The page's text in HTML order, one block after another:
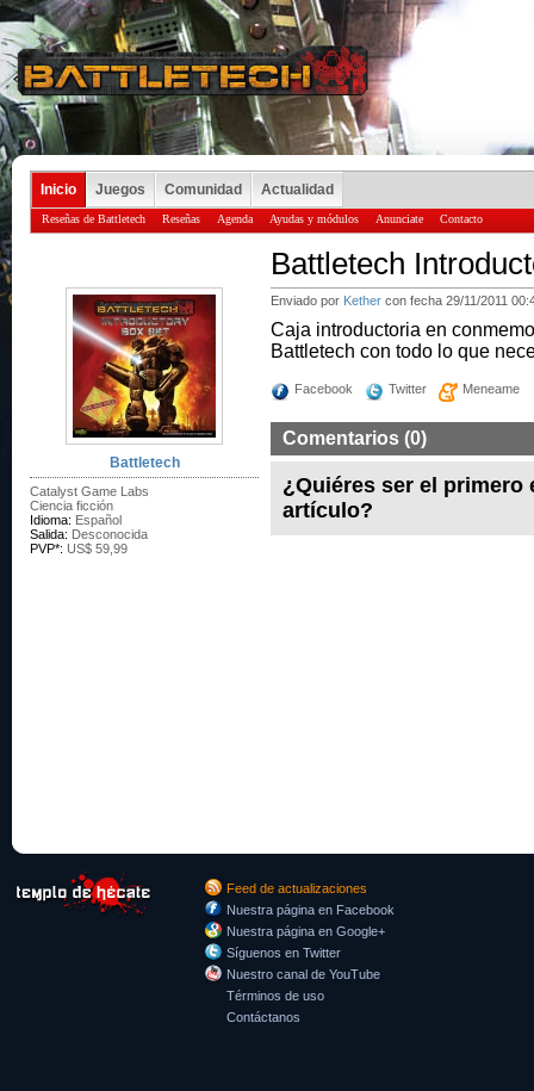
Inicio Juegos Comunidad Actualidad
Reseñas de Battletech Reseñas Agenda Ayudas y módulos Anunciate Contacto
Battletech
Enviado por Kether con fecha 29/11/2011
Caja introductoria en
Battletech con todo lo que
Facebook Twitter Meneame
Comentarios (0)
¿Quiéres ser el primero
artículo?
Battletech
Catalyst Game Labs
Ciencia ficción
Idioma: Español
Salida: Desconocida
PVP*: US$ 59,99
Feed de actualizaciones
Nuestra página en Facebook
Nuestra página en Google+
Síguenos en Twitter
Nuestro canal de YouTube
Términos de uso
Contáctanos